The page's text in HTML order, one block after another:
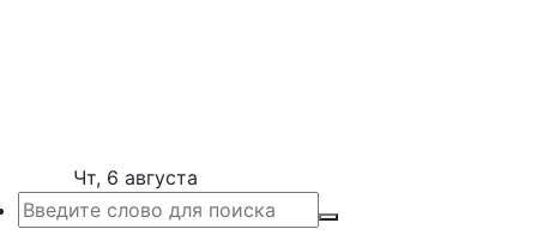
Чт, 6 августа